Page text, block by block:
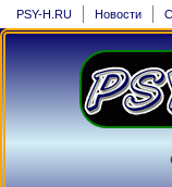
PSY-H.RU Новости